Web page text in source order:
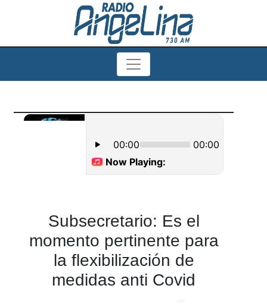
Subsecretario: Es el
momento pertinente para
la flexibilización de
medidas anti Covid